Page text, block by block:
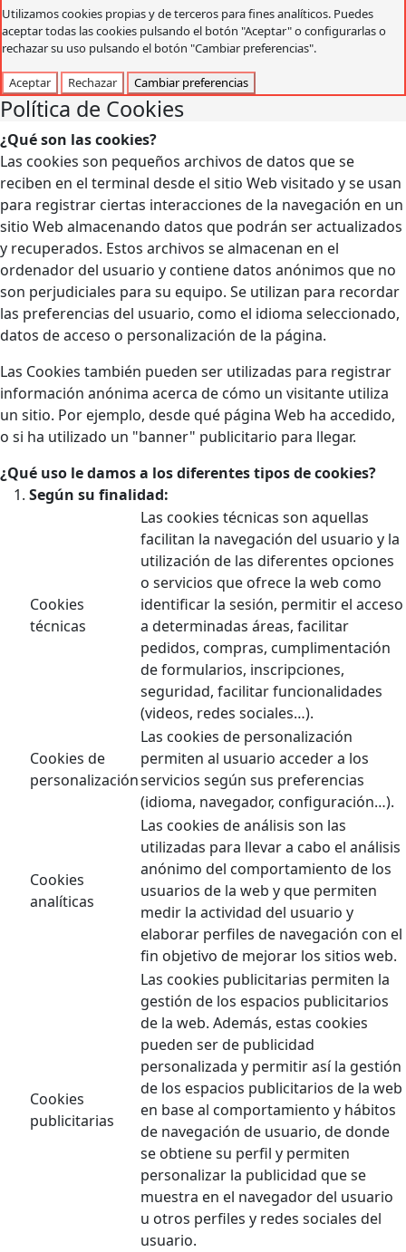
Utilizamos cookies propias y de terceros para fines analíticos. Puedes
aceptar todas las cookies pulsando el botón "Aceptar" o configurarlas o
rechazar su uso pulsando el botón "Cambiar preferencias".
Aceptar Rechazar Cambiar preferencias
Política de Cookies
¿Qué son las cookies?
Las cookies son pequeños archivos de datos que se
reciben en el terminal desde el sitio Web visitado y se usan
para registrar ciertas interacciones de la navegación en un
sitio Web almacenando datos que podrán ser actualizados
y recuperados. Estos archivos se almacenan en el
ordenador del usuario y contiene datos anónimos que no
son perjudiciales para su equipo. Se utilizan para recordar
las preferencias del usuario, como el idioma seleccionado,
datos de acceso o personalización de la página.
Las Cookies también pueden ser utilizadas para registrar
información anónima acerca de cómo un visitante utiliza
un sitio. Por ejemplo, desde qué página Web ha accedido,
o si ha utilizado un "banner" publicitario para llegar.
¿Qué uso le damos a los diferentes tipos de cookies?
Según su finalidad:
Cookies
técnicas
Las cookies técnicas son aquellas
facilitan la navegación del usuario y la
utilización de las diferentes opciones
o servicios que ofrece la web como
identificar la sesión, permitir el acceso
a determinadas áreas, facilitar
pedidos, compras, cumplimentación
de formularios, inscripciones,
seguridad, facilitar funcionalidades
(videos, redes sociales…).
Cookies de
personalización
Las cookies de personalización
permiten al usuario acceder a los
servicios según sus preferencias
(idioma, navegador, configuración…).
Cookies
analíticas
Las cookies de análisis son las
utilizadas para llevar a cabo el análisis
anónimo del comportamiento de los
usuarios de la web y que permiten
medir la actividad del usuario y
elaborar perfiles de navegación con el
fin objetivo de mejorar los sitios web.
Cookies
publicitarias
Las cookies publicitarias permiten la
gestión de los espacios publicitarios
de la web. Además, estas cookies
pueden ser de publicidad
personalizada y permitir así la gestión
de los espacios publicitarios de la web
en base al comportamiento y hábitos
de navegación de usuario, de donde
se obtiene su perfil y permiten
personalizar la publicidad que se
muestra en el navegador del usuario
u otros perfiles y redes sociales del
usuario.